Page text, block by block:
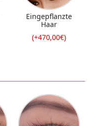
Eingepflanzte
Haar
(+470,00€)